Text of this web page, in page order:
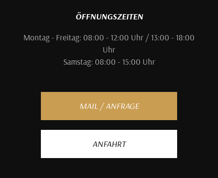
ÖFFNUNGSZEITEN
Montag - Freitag: 08:00 - 12:00 Uhr / 13:00 - 18:00
Uhr
Samstag: 08:00 - 15:00 Uhr
MAIL / ANFRAGE
ANFAHRT